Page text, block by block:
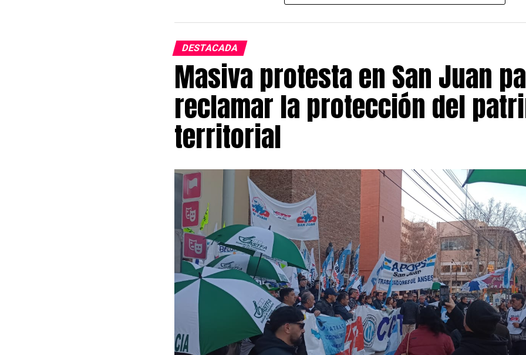
Universitaria Argentina (FUA). Las organizaciones sostienen que las
atraviesan un proceso de deterioro presupuestario y reclaman la
las decisiones judiciales que ordenaron recomponer los salarios del
y nodocente.
Los gremios argumentan que el Gobierno aún no dio cumplimiento
medida cautelar que garantiza la vigencia de los artículos 5 y 6 de la
Financiamiento Universitario, respaldada en distintas instancias por
Suprema de Justicia. Esa normativa prevé mecanismos de
carácter retroactivo y revisiones trimestrales vinculadas a la
En este sentido, la FATUN expresó su rechazo al desempeño del
Políticas Universitarias, a quien acusó de mantener una actitud de
durante las negociaciones paritarias, un cuestionamiento que
distanciamiento entre las partes.
Como parte de la escalada gremial, el Frente Sindical Universitario
cronograma de protestas que contempla nuevas medidas si no hay
negociación. Además del paro del 12 de agosto, prevé abrazos
universitarios y una movilización al Palacio Sarmiento el 19 de agosto.
persistir la falta de respuestas oficiales, los sindicatos anunciaron un
horas para los días 27 y 28 de agosto. La agenda continuará en
DESTACADA
Masiva protesta en San Juan
reclamar la protección del
territorial